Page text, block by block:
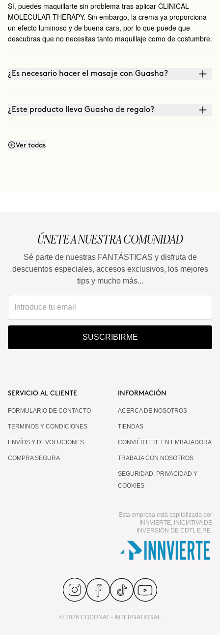
Sí, puedes maquillarte sin problema tras aplicar CLINICAL
MOLECULAR THERAPY. Sin embargo, la crema ya proporciona
un efecto luminoso y de buena cara, por lo que puede que
descubras que no necesitas tanto maquillaje como de costumbre.
¿Es necesario hacer el masaje con Guasha?
¿Este producto lleva Guasha de regalo?
¿Mancha?
¿Puedo combinarla con Retinoides o Vitamina C?
Ver todas
ÚNETE A NUESTRA COMUNIDAD
Sé parte de nuestras FANTÁSTICAS y disfruta de
descuentos especiales, accesos exclusivos, los mejores
tips y mucho más...
SUSCRIBIRME
SERVICIO AL CLIENTE
FORMULARIO DE CONTACTO
TERMINOS Y CONDICIONES
ENVÍOS Y DEVOLUCIONES
COMPRA SEGURA
INFORMACIÓN
ACERCA DE NOSOTROS
TIENDAS
CONVIÉRTETE EN EMBAJADORA
TRABAJA CON NOSOTROS
SEGURIDAD, PRIVACIDAD Y
COOKIES
Esta empresa está capitalizada por
INNVIERTE, INICIATIVA DE
INVERSIÓN DE CDTI, E.P.E.
© 2026 COCUNAT - INTERNATIONAL